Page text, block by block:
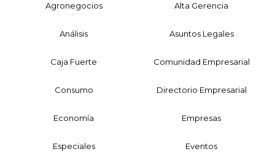
Agronegocios Alta Gerencia
Análisis Asuntos Legales
Caja Fuerte Comunidad Empresarial
Consumo Directorio Empresarial
Economía Empresas
Especiales Eventos